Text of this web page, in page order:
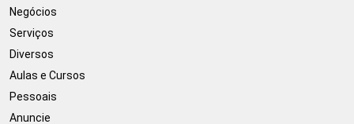
Negócios
Serviços
Diversos
Aulas e Cursos
Pessoais
Anuncie